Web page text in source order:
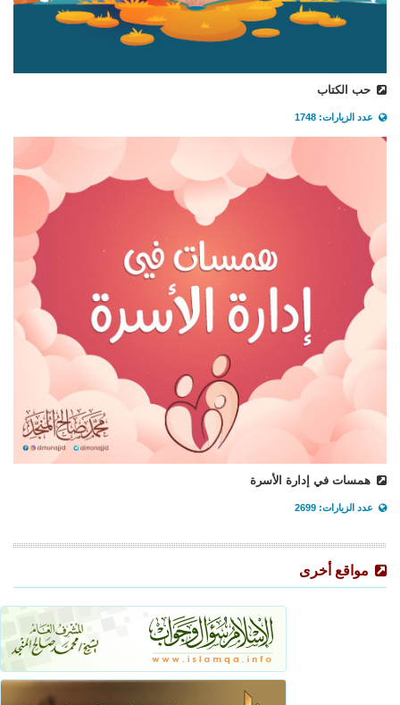
حب الكتاب
عدد الزيارات: 1748
همسات في إدارة الأسرة
عدد الزيارات: 2699
مواقع أخرى